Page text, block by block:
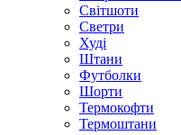
Світшоти
Светри
Худі
Штани
Футболки
Шорти
Термокофти
Термоштани